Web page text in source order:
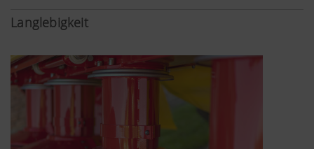
Verstopfungsanfälligkeit, selbst bei liegendem Futter.
Ernteverfahren sorgen unsere verschiedenen Systeme
der Schnitthöhenverstellung. Je nach dem, wie oft Sie
zwischen unterschiedlichen Ernteverfahren wechseln,
haben Sie bei unseren Frontmähwerken die Wahl
zwischen der Verstellung durch Distanzringe oder der
Langlebigkeit